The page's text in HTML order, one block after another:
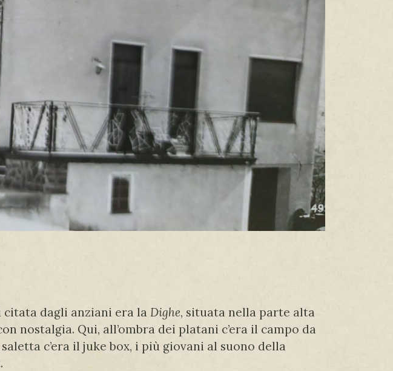
citata dagli anziani era la Dighe, situata nella parte alta
nostalgia. Qui, all’ombra dei platani c’era il campo da
c’era il juke box, i più giovani al suono della